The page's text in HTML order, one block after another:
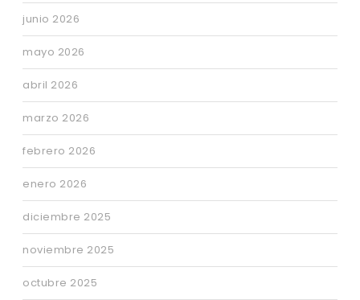
junio 2026
mayo 2026
abril 2026
marzo 2026
febrero 2026
enero 2026
diciembre 2025
noviembre 2025
octubre 2025